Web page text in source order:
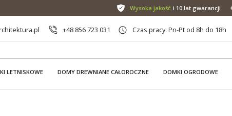
Wysoka jakość i 10 lat gwarancji
+48 856 723 031 Czas pracy: Pn-Pt od 8h do 18h
LETNISKOWE DOMY DREWNIANE CAŁOROCZNE DOMKI OGRODOWE